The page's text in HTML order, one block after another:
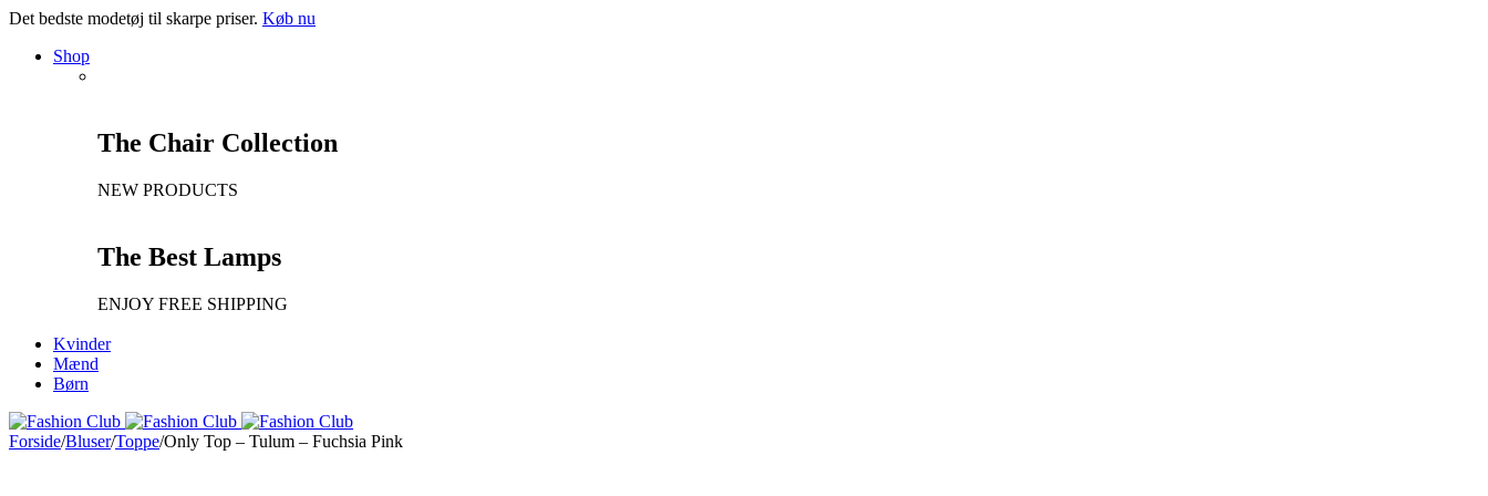
Det bedste modetøj til skarpe priser. Køb nu
Shop
The Chair Collection
NEW PRODUCTS
The Best Lamps
ENJOY FREE SHIPPING
Kvinder
Mænd
Børn
Forside/Bluser/Toppe/Only Top – Tulum – Fuchsia Pink